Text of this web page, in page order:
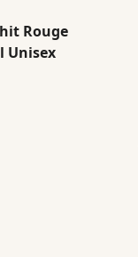
Rouge
Unisex